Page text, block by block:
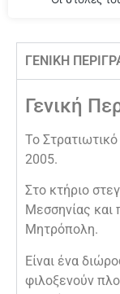
ΓΕΝΙΚΗ
Γενική
Το
2005.
Στο κτήριο
Μεσσηνίας και
Μητρόπολη.
Είναι ένα
φιλοξενούν